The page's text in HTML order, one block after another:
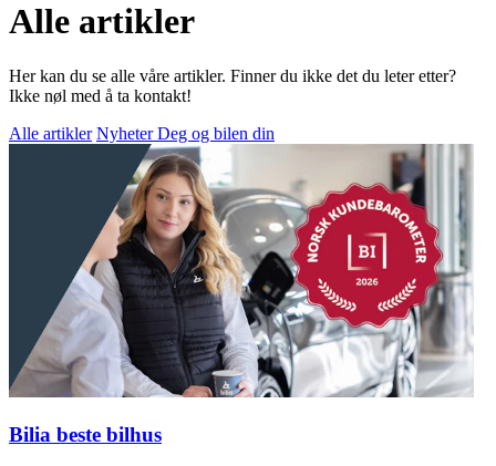
Alle artikler
Her kan du se alle våre artikler. Finner du ikke det du leter etter?
Ikke nøl med å ta kontakt!
Alle artikler NyheterDeg og bilen din
Bilia beste bilhus